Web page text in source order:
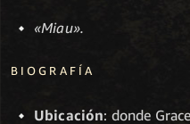
«Miau».
BIOGRAFÍA
Ubicación: donde